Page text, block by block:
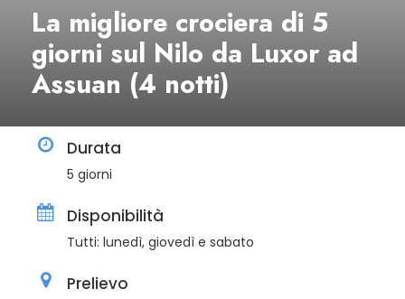
La migliore crociera di 5
giorni sul Nilo da Luxor ad
Assuan (4 notti)
Durata
5 giorni
Disponibilità
Tutti: lunedì, giovedì e sabato
Prelievo